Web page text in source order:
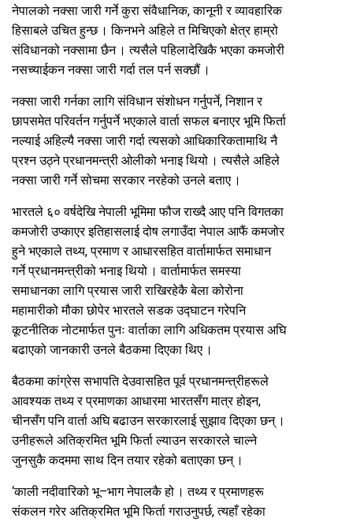
नेपालको नक्सा जारी गर्ने कुरा संवैधानिक, कानूनी र व्यावहारिक
हिसाबले उचित हुन्छ । किनभने अहिले त मिचिएको क्षेत्र हाम्रो
संविधानको नक्सामा छैन । त्यसैले पहिलादेखिकै भएका कमजोरी
नसच्याईकन नक्सा जारी गर्दा तल पर्न सक्छौं ।
नक्सा जारी गर्नका लागि संविधान संशोधन गर्नुपर्ने, निशान र
छापसमेत परिवर्तन गर्नुपर्ने भएकाले वार्ता सफल बनाएर भूमि फिर्ता
नल्याई अहिल्यै नक्सा जारी गर्दा त्यसको आधिकारिकतामाथि नै
प्रश्न उठ्ने प्रधानमन्त्री ओलीको भनाइ थियो । त्यसैले अहिले
नक्सा जारी गर्ने सोचमा सरकार नरहेको उनले बताए ।
भारतले ६० वर्षदेखि नेपाली भूमिमा फौज राख्दै आए पनि विगतका
कमजोरी उप्काएर इतिहासलाई दोष लगाउँदा नेपाल आफैं कमजोर
हुने भएकाले तथ्य, प्रमाण र आधारसहित वार्तामार्फत समाधान
गर्ने प्रधानमन्त्रीको भनाइ थियो । वार्तामार्फत समस्या
समाधानका लागि प्रयास जारी राखिरहेकै बेला कोरोना
महामारीको मौका छोपेर भारतले सडक उद्घाटन गरेपनि
कूटनीतिक नोटमार्फत पुनः वार्ताका लागि अधिकतम प्रयास अघि
बढाएको जानकारी उनले बैठकमा दिएका थिए ।
बैठकमा कांग्रेस सभापति देउवासहित पूर्व प्रधानमन्त्रीहरूले
आवश्यक तथ्य र प्रमाणका आधारमा भारतसँग मात्र होइन,
चीनसँग पनि वार्ता अघि बढाउन सरकारलाई सुझाव दिएका छन् ।
उनीहरूले अतिक्रमित भूमि फिर्ता ल्याउन सरकारले चाल्ने
जुनसुकै कदममा साथ दिन तयार रहेको बताएका छन् ।
‘काली नदीवारिको भू–भाग नेपालकै हो । तथ्य र प्रमाणहरू
संकलन गरेर अतिक्रमित भूमि फिर्ता गराउनुपर्छ, त्यहाँ रहेका